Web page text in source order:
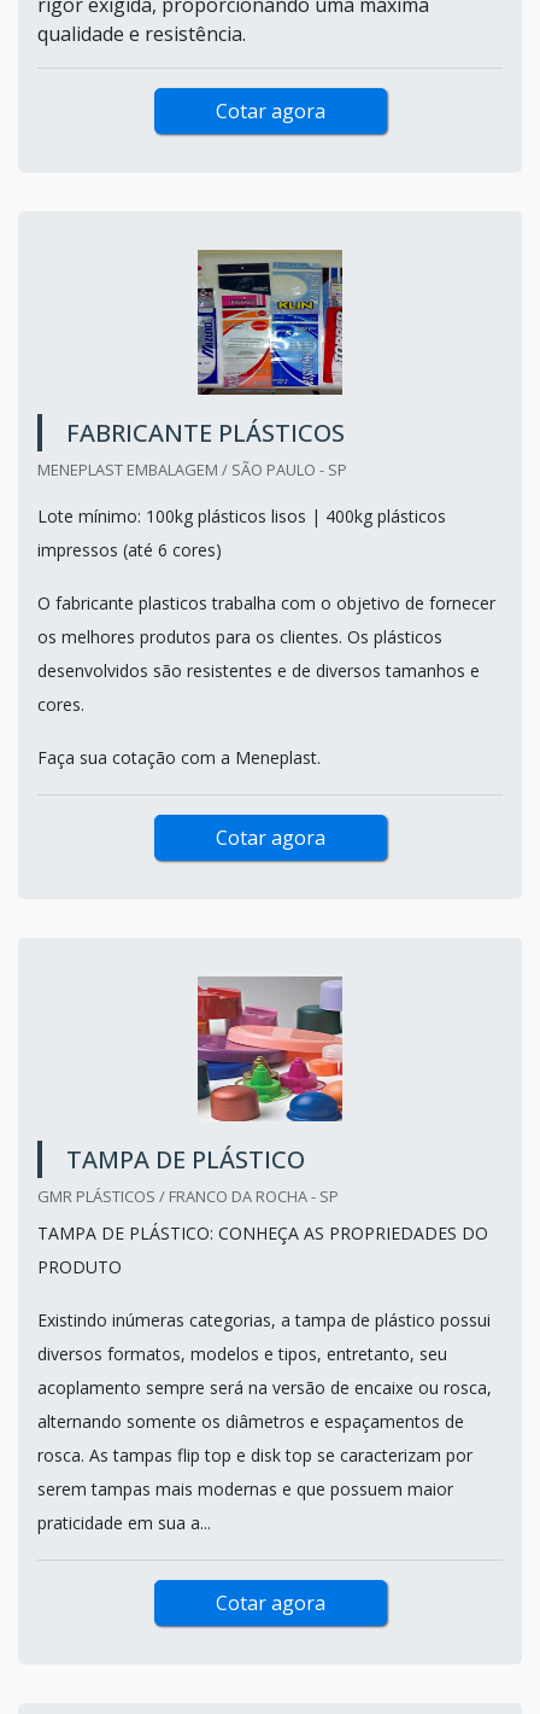
qualidade e resistência.
Cotar agora
FABRICANTE PLÁSTICOS
MENEPLAST EMBALAGEM / SÃO PAULO - SP
Lote mínimo: 100kg plásticos lisos | 400kg plásticos
impressos (até 6 cores)
O fabricante plasticos trabalha com o objetivo de fornecer
os melhores produtos para os clientes. Os plásticos
desenvolvidos são resistentes e de diversos tamanhos e
cores.
Faça sua cotação com a Meneplast.
Cotar agora
TAMPA DE PLÁSTICO
GMR PLÁSTICOS / FRANCO DA ROCHA - SP
TAMPA DE PLÁSTICO: CONHEÇA AS PROPRIEDADES DO
PRODUTO
Existindo inúmeras categorias, a tampa de plástico possui
diversos formatos, modelos e tipos, entretanto, seu
acoplamento sempre será na versão de encaixe ou rosca,
alternando somente os diâmetros e espaçamentos de
rosca. As tampas flip top e disk top se caracterizam por
serem tampas mais modernas e que possuem maior
praticidade em sua a...
Cotar agora